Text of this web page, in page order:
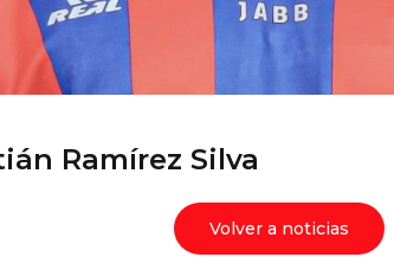
Ramírez Silva
Volver a noticias